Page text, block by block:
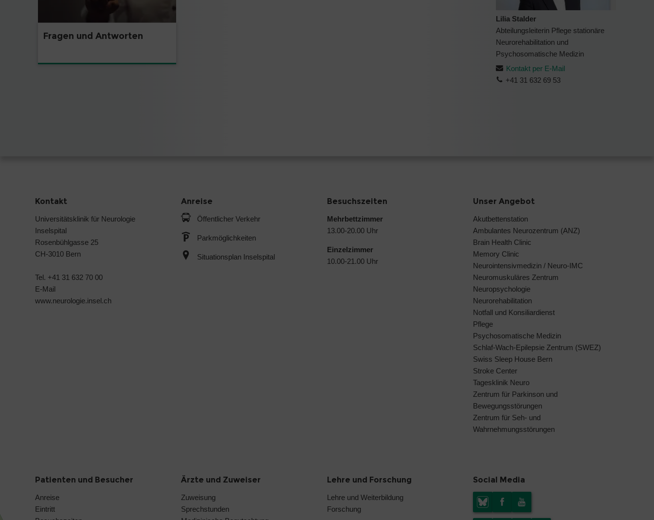
Fragen und Antworten
Lilia Stalder
Abteilungsleiterin Pflege stationäre
Neurorehabilitation und
Psychosomatische Medizin
Kontakt per E-Mail
+41 31 632 69 53
Kontakt
Universitätsklinik für Neurologie
Inselspital
Rosenbühlgasse 25
CH-3010 Bern
Tel. +41 31 632 70 00
E-Mail
www.neurologie.insel.ch
Anreise
Öffentlicher Verkehr
Parkmöglichkeiten
Situationsplan Inselspital
Besuchszeiten
Mehrbettzimmer
13.00-20.00 Uhr
Einzelzimmer
10.00-21.00 Uhr
Unser Angebot
Akutbettenstation
Ambulantes Neurozentrum (ANZ)
Brain Health Clinic
Memory Clinic
Neurointensivmedizin / Neuro-IMC
Neuromuskuläres Zentrum
Neuropsychologie
Neurorehabilitation
Notfall und Konsiliardienst
Pflege
Psychosomatische Medizin
Schlaf-Wach-Epilepsie Zentrum (SWEZ)
Swiss Sleep House Bern
Stroke Center
Tagesklinik Neuro
Zentrum für Parkinson und
Bewegungsstörungen
Zentrum für Seh- und
Wahrnehmungsstörungen
Patienten und Besucher
Anreise
Eintritt
Ärzte und Zuweiser
Zuweisung
Sprechstunden
Lehre und Forschung
Lehre und Weiterbildung
Forschung
Social Media